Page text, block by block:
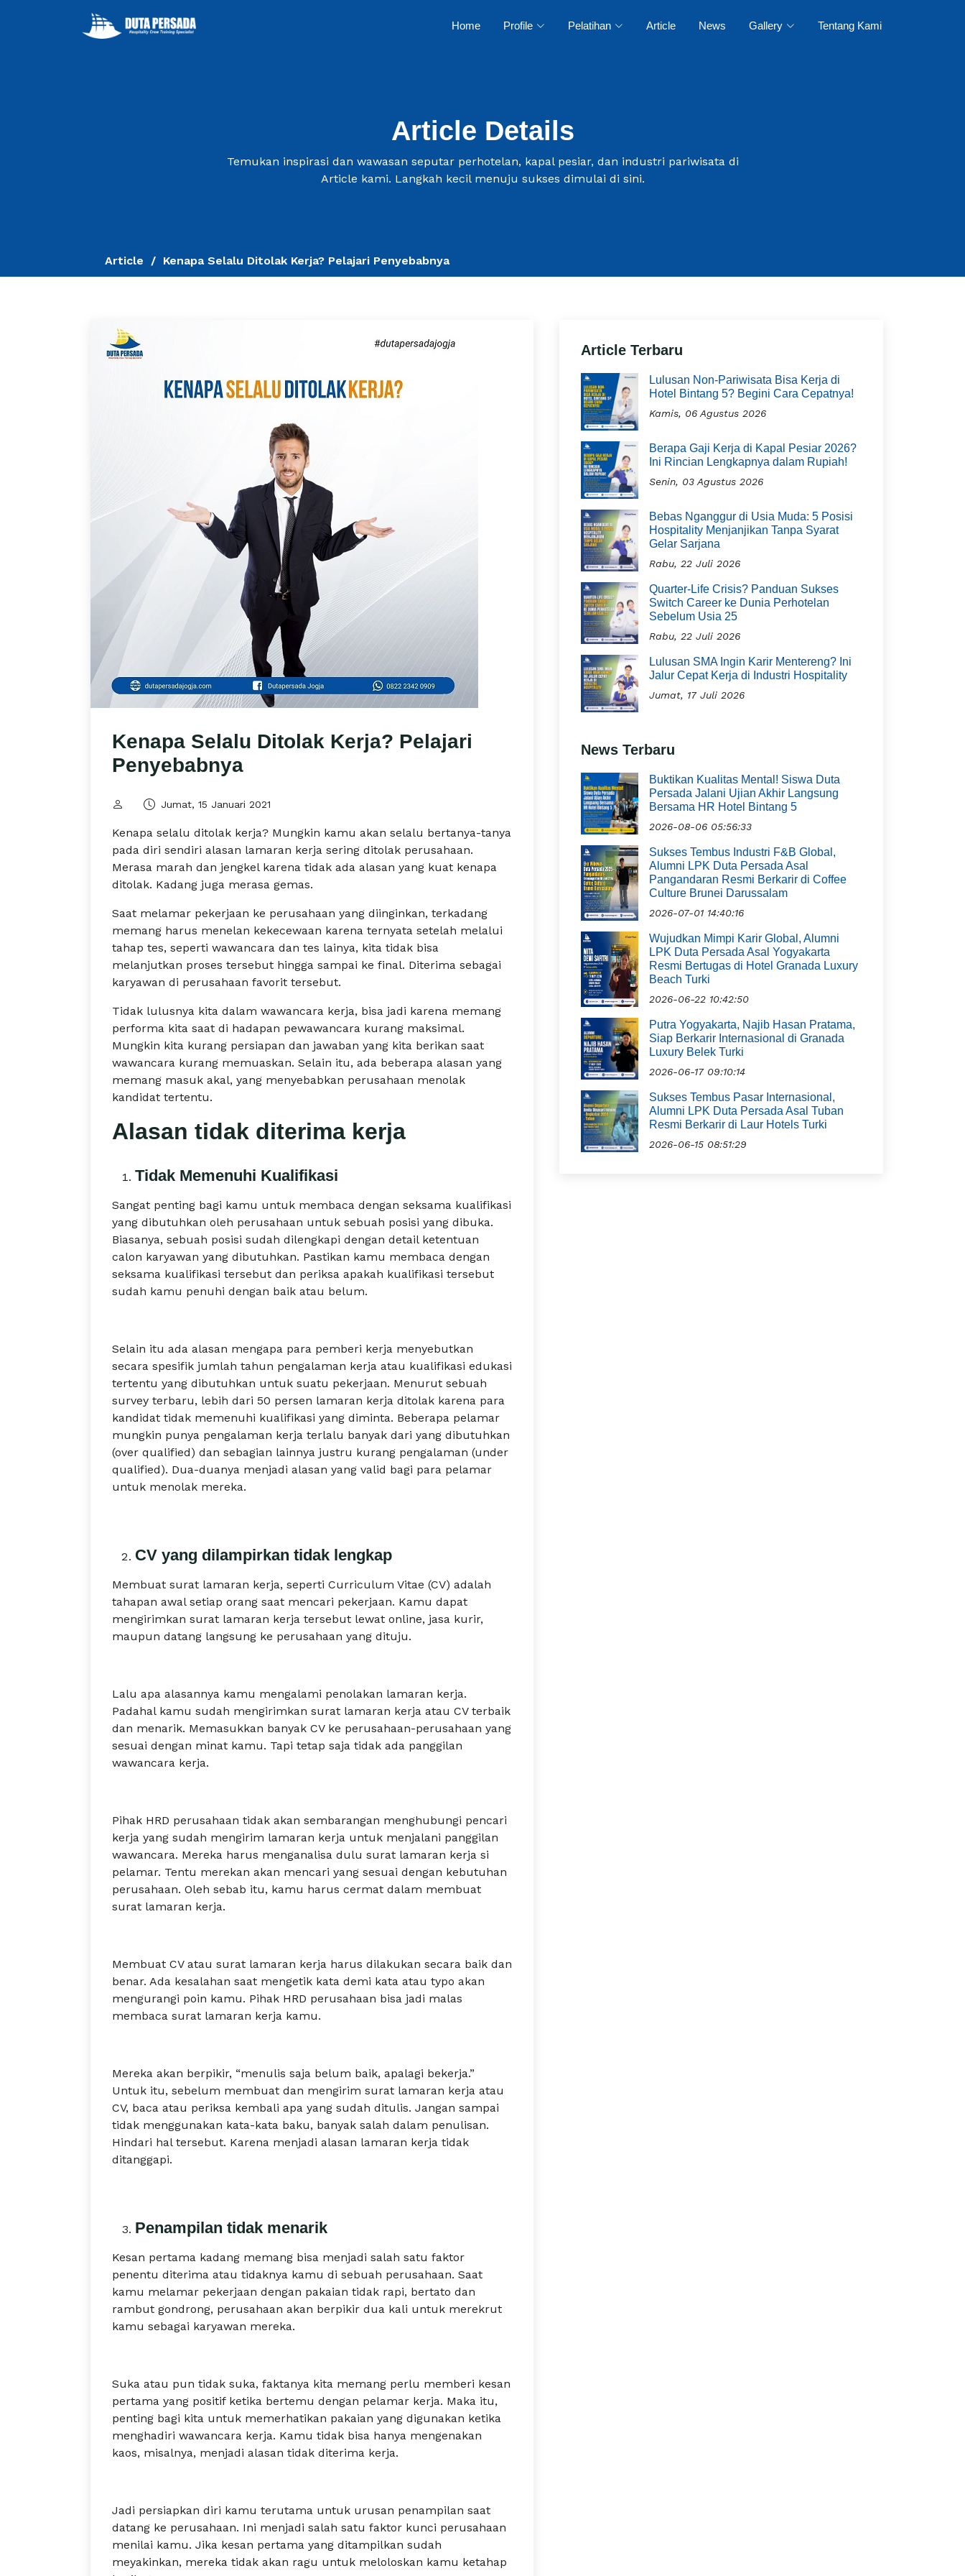
Home Profile Pelatihan Article News Gallery Tentang Kami
Article Details
Temukan inspirasi dan wawasan seputar perhotelan, kapal pesiar, dan industri pariwisata di
Article kami. Langkah kecil menuju sukses dimulai di sini.
Article Kenapa Selalu Ditolak Kerja? Pelajari Penyebabnya
Kenapa Selalu Ditolak Kerja? Pelajari
Penyebabnya
Jumat, 15 Januari 2021
Kenapa selalu ditolak kerja? Mungkin kamu akan selalu bertanya-tanya
pada diri sendiri alasan lamaran kerja sering ditolak perusahaan.
Merasa marah dan jengkel karena tidak ada alasan yang kuat kenapa
ditolak. Kadang juga merasa gemas.
Saat melamar pekerjaan ke perusahaan yang diinginkan, terkadang
memang harus menelan kekecewaan karena ternyata setelah melalui
tahap tes, seperti wawancara dan tes lainya, kita tidak bisa
melanjutkan proses tersebut hingga sampai ke final. Diterima sebagai
karyawan di perusahaan favorit tersebut.
Tidak lulusnya kita dalam wawancara kerja, bisa jadi karena memang
performa kita saat di hadapan pewawancara kurang maksimal.
Mungkin kita kurang persiapan dan jawaban yang kita berikan saat
wawancara kurang memuaskan. Selain itu, ada beberapa alasan yang
memang masuk akal, yang menyebabkan perusahaan menolak
kandidat tertentu.
Alasan tidak diterima kerja
Tidak Memenuhi Kualifikasi
Sangat penting bagi kamu untuk membaca dengan seksama kualifikasi
yang dibutuhkan oleh perusahaan untuk sebuah posisi yang dibuka.
Biasanya, sebuah posisi sudah dilengkapi dengan detail ketentuan
calon karyawan yang dibutuhkan. Pastikan kamu membaca dengan
seksama kualifikasi tersebut dan periksa apakah kualifikasi tersebut
sudah kamu penuhi dengan baik atau belum.
Selain itu ada alasan mengapa para pemberi kerja menyebutkan
secara spesifik jumlah tahun pengalaman kerja atau kualifikasi edukasi
tertentu yang dibutuhkan untuk suatu pekerjaan. Menurut sebuah
survey terbaru, lebih dari 50 persen lamaran kerja ditolak karena para
kandidat tidak memenuhi kualifikasi yang diminta. Beberapa pelamar
mungkin punya pengalaman kerja terlalu banyak dari yang dibutuhkan
(over qualified) dan sebagian lainnya justru kurang pengalaman (under
qualified). Dua-duanya menjadi alasan yang valid bagi para pelamar
untuk menolak mereka.
CV yang dilampirkan tidak lengkap
Membuat surat lamaran kerja, seperti Curriculum Vitae (CV) adalah
tahapan awal setiap orang saat mencari pekerjaan. Kamu dapat
mengirimkan surat lamaran kerja tersebut lewat online, jasa kurir,
maupun datang langsung ke perusahaan yang dituju.
Lalu apa alasannya kamu mengalami penolakan lamaran kerja.
Padahal kamu sudah mengirimkan surat lamaran kerja atau CV terbaik
dan menarik. Memasukkan banyak CV ke perusahaan-perusahaan yang
sesuai dengan minat kamu. Tapi tetap saja tidak ada panggilan
wawancara kerja.
Pihak HRD perusahaan tidak akan sembarangan menghubungi pencari
kerja yang sudah mengirim lamaran kerja untuk menjalani panggilan
wawancara. Mereka harus menganalisa dulu surat lamaran kerja si
pelamar. Tentu merekan akan mencari yang sesuai dengan kebutuhan
perusahaan. Oleh sebab itu, kamu harus cermat dalam membuat
surat lamaran kerja.
Membuat CV atau surat lamaran kerja harus dilakukan secara baik dan
benar. Ada kesalahan saat mengetik kata demi kata atau typo akan
mengurangi poin kamu. Pihak HRD perusahaan bisa jadi malas
membaca surat lamaran kerja kamu.
Mereka akan berpikir, “menulis saja belum baik, apalagi bekerja.”
Untuk itu, sebelum membuat dan mengirim surat lamaran kerja atau
CV, baca atau periksa kembali apa yang sudah ditulis. Jangan sampai
tidak menggunakan kata-kata baku, banyak salah dalam penulisan.
Hindari hal tersebut. Karena menjadi alasan lamaran kerja tidak
ditanggapi.
Penampilan tidak menarik
Kesan pertama kadang memang bisa menjadi salah satu faktor
penentu diterima atau tidaknya kamu di sebuah perusahaan. Saat
kamu melamar pekerjaan dengan pakaian tidak rapi, bertato dan
rambut gondrong, perusahaan akan berpikir dua kali untuk merekrut
kamu sebagai karyawan mereka.
Suka atau pun tidak suka, faktanya kita memang perlu memberi kesan
pertama yang positif ketika bertemu dengan pelamar kerja. Maka itu,
penting bagi kita untuk memerhatikan pakaian yang digunakan ketika
menghadiri wawancara kerja. Kamu tidak bisa hanya mengenakan
kaos, misalnya, menjadi alasan tidak diterima kerja.
Jadi persiapkan diri kamu terutama untuk urusan penampilan saat
datang ke perusahaan. Ini menjadi salah satu faktor kunci perusahaan
menilai kamu. Jika kesan pertama yang ditampilkan sudah
meyakinkan, mereka tidak akan ragu untuk meloloskan kamu ketahap
Article Terbaru
Lulusan Non-Pariwisata Bisa Kerja di
Hotel Bintang 5? Begini Cara Cepatnya!
Kamis, 06 Agustus 2026
Berapa Gaji Kerja di Kapal Pesiar 2026?
Ini Rincian Lengkapnya dalam Rupiah!
Senin, 03 Agustus 2026
Bebas Nganggur di Usia Muda: 5 Posisi
Hospitality Menjanjikan Tanpa Syarat
Gelar Sarjana
Rabu, 22 Juli 2026
Quarter-Life Crisis? Panduan Sukses
Switch Career ke Dunia Perhotelan
Sebelum Usia 25
Rabu, 22 Juli 2026
Lulusan SMA Ingin Karir Mentereng? Ini
Jalur Cepat Kerja di Industri Hospitality
Jumat, 17 Juli 2026
News Terbaru
Buktikan Kualitas Mental! Siswa Duta
Persada Jalani Ujian Akhir Langsung
Bersama HR Hotel Bintang 5
2026-08-06 05:56:33
Sukses Tembus Industri F&B Global,
Alumni LPK Duta Persada Asal
Pangandaran Resmi Berkarir di Coffee
Culture Brunei Darussalam
2026-07-01 14:40:16
Wujudkan Mimpi Karir Global, Alumni
LPK Duta Persada Asal Yogyakarta
Resmi Bertugas di Hotel Granada Luxury
Beach Turki
2026-06-22 10:42:50
Putra Yogyakarta, Najib Hasan Pratama,
Siap Berkarir Internasional di Granada
Luxury Belek Turki
2026-06-17 09:10:14
Sukses Tembus Pasar Internasional,
Alumni LPK Duta Persada Asal Tuban
Resmi Berkarir di Laur Hotels Turki
2026-06-15 08:51:29